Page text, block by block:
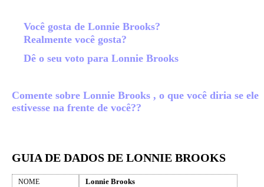
Você gosta de Lonnie Brooks?
Realmente você gosta?
Dê o seu voto para Lonnie Brooks
Comente sobre Lonnie Brooks , o que você diria se ele
estivesse na frente de você??
GUIA DE DADOS DE LONNIE BROOKS
NOME Lonnie Brooks